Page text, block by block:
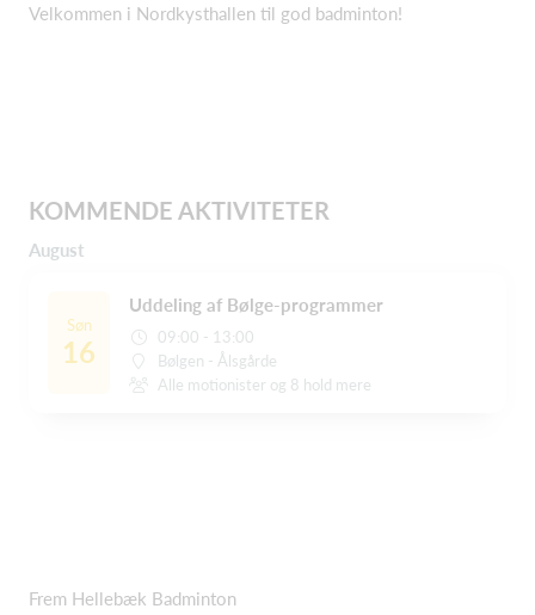
Velkommen i Nordkysthallen til god badminton!
KOMMENDE AKTIVITETER
August
Søn
16
Uddeling af Bølge-programmer
09:00 - 13:00
Bølgen - Ålsgårde
Alle motionister og 8 hold mere
Frem Hellebæk Badminton